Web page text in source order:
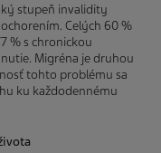
stupeň invalidity
Celých 60 %
% s chronickou
Migréna je druhou
tohto problému sa
ku každodennému